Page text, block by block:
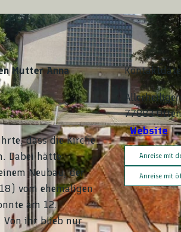
| CC-BY-SA
Mutter Anna
dass die Kirche
Dabei hätte
Neubau, der
vom ehemaligen
am 12.
Von ihr blieb nur
77883
Website
Anreise mit
Anreise mit